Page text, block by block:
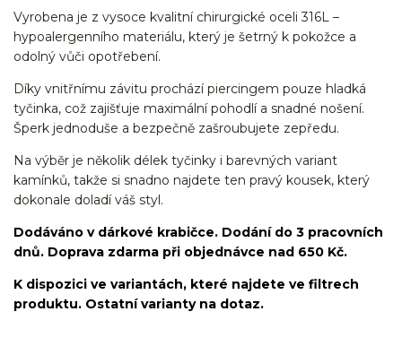
Vyrobena je z vysoce kvalitní chirurgické oceli 316L –
hypoalergenního materiálu, který je šetrný k pokožce a
odolný vůči opotřebení.
Díky vnitřnímu závitu prochází piercingem pouze hladká
tyčinka, což zajišťuje maximální pohodlí a snadné nošení.
Šperk jednoduše a bezpečně zašroubujete zepředu.
Na výběr je několik délek tyčinky i barevných variant
kamínků, takže si snadno najdete ten pravý kousek, který
dokonale doladí váš styl.
Dodáváno v dárkové krabičce. Dodání do 3 pracovních
dnů. Doprava zdarma při objednávce nad 650 Kč.
K dispozici ve variantách, které najdete ve filtrech
produktu. Ostatní varianty na dotaz.